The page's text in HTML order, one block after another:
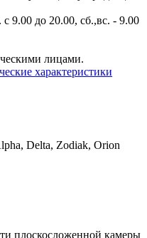
9.00 до 20.00, сб.,вс. - 9.00
лицами.
характеристики
Delta, Zodiak, Orion
плоскосложенной камеры